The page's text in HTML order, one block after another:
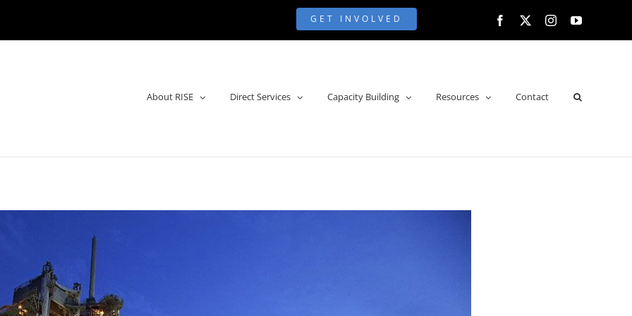
GET INVOLVED Facebook InstagramYouTube
About RISE Direct Services Capacity Building Resources Contact